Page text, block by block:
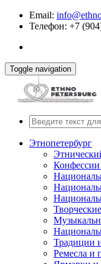
Email:
Телефон: +7
Toggle navigation
Этнопетербург
Конфессии
Традиции
Ремесла и